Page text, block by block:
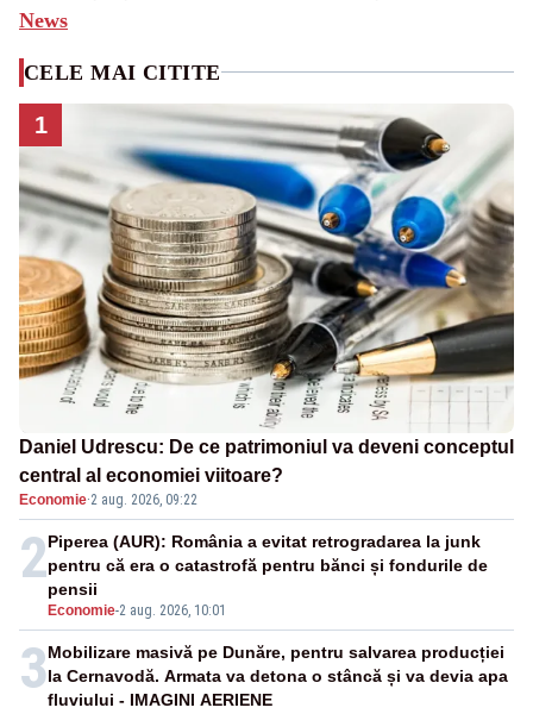
News
CELE MAI CITITE
1
Daniel Udrescu: De ce patrimoniul va deveni conceptul
central al economiei viitoare?
Economie·2 aug. 2026, 09:22
2
Economie-2 aug. 2026, 10:01
Piperea (AUR): România a evitat retrogradarea la junk
pentru că era o catastrofă pentru bănci și fondurile de
pensii
3Mobilizare masivă pe Dunăre, pentru salvarea producției
la Cernavodă. Armata va detona o stâncă și va devia apa
fluviului - IMAGINI AERIENE